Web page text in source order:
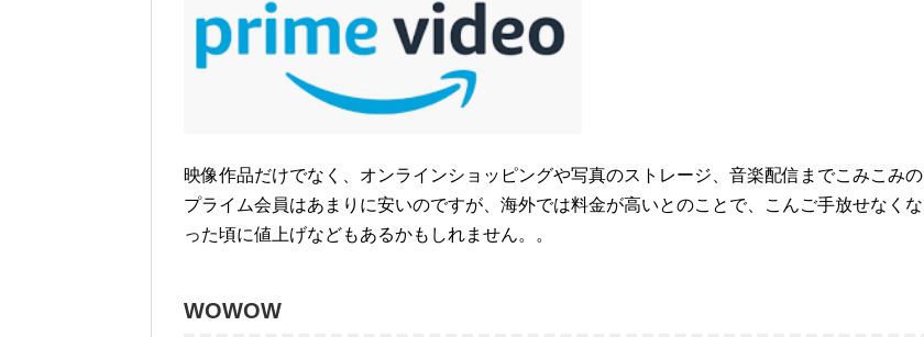
映像作品だけでなく、オンラインショッピングや写真のストレージ、音楽配信までこみこみの
プライム会員はあまりに安いのですが、海外では料金が高いとのことで、こんご手放せなくな
った頃に値上げなどもあるかもしれません。。
WOWOW